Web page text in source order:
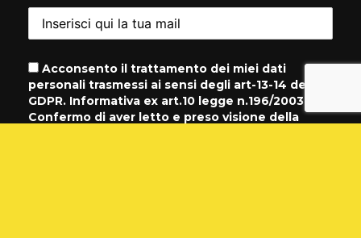
Acconsento il trattamento dei miei dati
personali trasmessi ai sensi degli art-13-14 del
GDPR. Informativa ex art.10 legge n.196/2003.
Confermo di aver letto e preso visione della